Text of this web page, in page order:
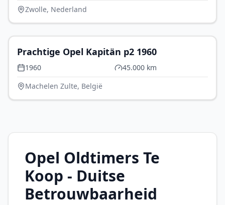
Zwolle, Nederland
Prachtige Opel Kapitän p2 1960
1960
45.000 km
Machelen Zulte, België
Opel Oldtimers Te
Koop - Duitse
Betrouwbaarheid